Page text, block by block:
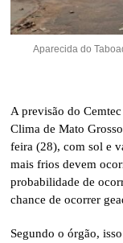
Aparecida do
A previsão do
Clima de Mato
feira (28), com sol e
mais frios devem
probabilidade de
chance de ocorrer
Segundo o órgão,